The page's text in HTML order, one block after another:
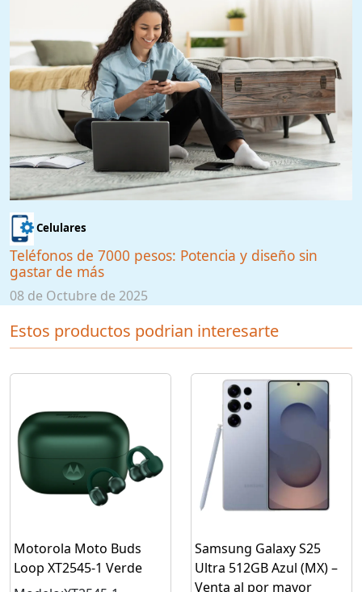
Celulares
Teléfonos de 7000 pesos: Potencia y diseño sin
gastar de más
08 de Octubre de 2025
Estos productos podrian interesarte
Motorola Moto Buds
Loop XT2545-1 Verde
Samsung Galaxy S25
Ultra 512GB Azul (MX) –
Venta al por mayor